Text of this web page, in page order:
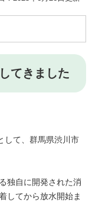
てきました
して、群馬県渋川市
独自に開発された消
してから放水開始ま